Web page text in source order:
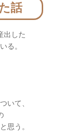
話
出した
る。
いて、
思う。